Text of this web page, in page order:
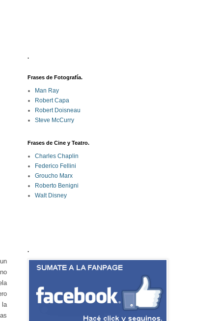
la
.
Frases de Fotografía.
Man Ray
Robert Capa
Robert Doisneau
Steve McCurry
Frases de Cine y Teatro.
Charles Chaplin
Federico Fellini
Groucho Marx
Roberto Benigni
Walt Disney
.